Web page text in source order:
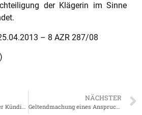
der Klägerin im Sinne
– 8 AZR 287/08
ArbG Berlin: bei fristloser Kündigung des Arbeitnehers auch vorherige Abmahnung erforderlich
NÄCHSTER
Geltendmachung eines Anspruchs vor dessen Entstehung kann ausnahmsweise eine tarifliche Ausschlussfrist wahren